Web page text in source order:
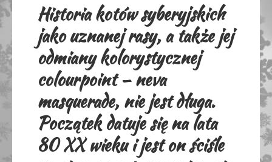
Historia kotów syberyjskich
jako uznanej rasy, a także jej
odmiany kolorystycznej
colourpoint – neva
masquerade, nie jest długa.
Początek datuje się na lata
80 XX wieku i jest on ściśle